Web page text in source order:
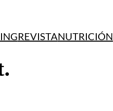
REVISTANUTRICIÓN